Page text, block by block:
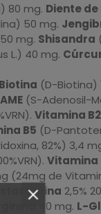
80 mg. Diente
50 mg.
mg. Shisandra
L.) 40 mg.
Biotina (D-Biotina)
(S-Adenosil-
Vitamina B2
B5 (D-
82%) 3,4
Vitamina
de
Astaxantina 2,5%
40 mg. L-